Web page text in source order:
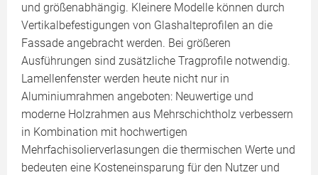
und größenabhängig. Kleinere Modelle können durch
Vertikalbefestigungen von Glashalteprofilen an die
Fassade angebracht werden. Bei größeren
Ausführungen sind zusätzliche Tragprofile notwendig.
Lamellenfenster werden heute nicht nur in
Aluminiumrahmen angeboten: Neuwertige und
moderne Holzrahmen aus Mehrschichtholz verbessern
in Kombination mit hochwertigen
Mehrfachisolierverlasungen die thermischen Werte und
bedeuten eine Kosteneinsparung für den Nutzer und